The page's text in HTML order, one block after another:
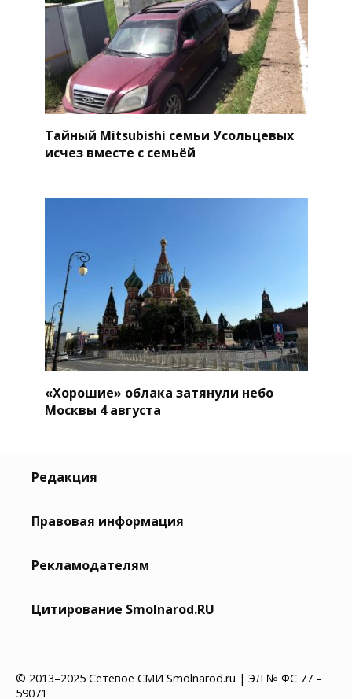
Тайный Mitsubishi семьи Усольцевых
исчез вместе с семьёй
«Хорошие» облака затянули небо
Москвы 4 августа
Редакция
Правовая информация
Рекламодателям
Цитирование Smolnarod.RU
© 2013–2025 Сетевое СМИ Smolnarod.ru | ЭЛ № ФС 77 –
59071